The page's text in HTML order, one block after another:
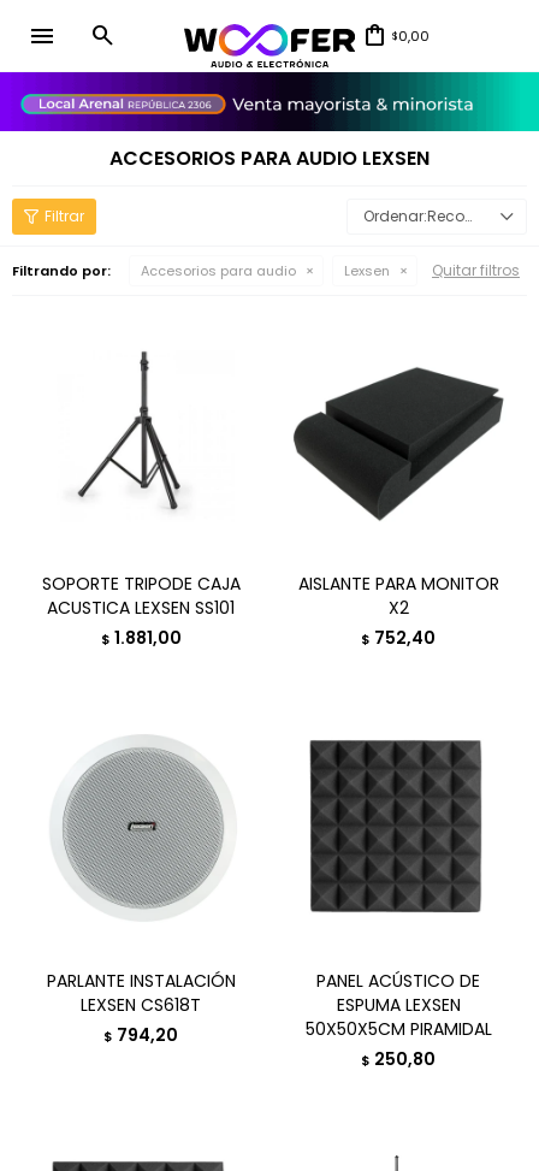
menu $0,00
ACCESORIOS PARA AUDIO LEXSEN
Recomendados
Filtrando por: Accesorios para audio Lexsen Quitar filtros
SOPORTE TRIPODE CAJA
ACUSTICA LEXSEN SS101
$ 1.881,00
AISLANTE PARA MONITOR
X2
$ 752,40
PARLANTE INSTALACIÓN
LEXSEN CS618T
$ 794,20
PANEL ACÚSTICO DE
ESPUMA LEXSEN
50X50X5CM PIRAMIDAL
$ 250,80
close